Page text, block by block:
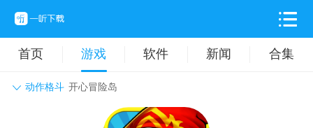
首页 游戏 软件 新闻 合集
动作格斗 开心冒险岛
动作格斗 休闲益智